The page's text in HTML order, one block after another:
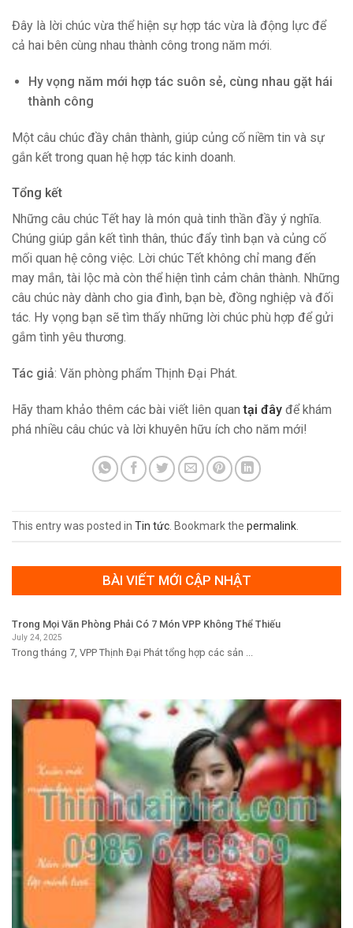
Đây là lời chúc vừa thể hiện sự hợp tác vừa là động lực để
cả hai bên cùng nhau thành công trong năm mới.
Hy vọng năm mới hợp tác suôn sẻ, cùng nhau gặt hái
thành công
Một câu chúc đầy chân thành, giúp củng cố niềm tin và sự
gắn kết trong quan hệ hợp tác kinh doanh.
Tổng kết
Những câu chúc Tết hay là món quà tinh thần đầy ý nghĩa.
Chúng giúp gắn kết tình thân, thúc đẩy tình bạn và củng cố
mối quan hệ công việc. Lời chúc Tết không chỉ mang đến
may mắn, tài lộc mà còn thể hiện tình cảm chân thành. Những
câu chúc này dành cho gia đình, bạn bè, đồng nghiệp và đối
tác. Hy vọng bạn sẽ tìm thấy những lời chúc phù hợp để gửi
gắm tình yêu thương.
Tác giả: Văn phòng phẩm Thịnh Đại Phát.
Hãy tham khảo thêm các bài viết liên quantại đây để khám
phá nhiều câu chúc và lời khuyên hữu ích cho năm mới!
This entry was posted in Tin tức . Bookmark the permalink
BÀI VIẾT MỚI CẬP NHẬT
Trong Mọi Văn Phòng Phải Có 7 Món VPP Không Thể Thiếu
July 24, 2025
Trong tháng 7, VPP Thịnh Đại Phát tổng hợp các sản ...